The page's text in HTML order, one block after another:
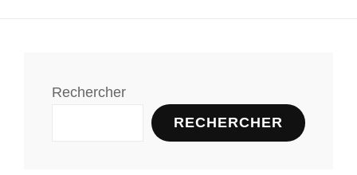
Rechercher
RECHERCHER